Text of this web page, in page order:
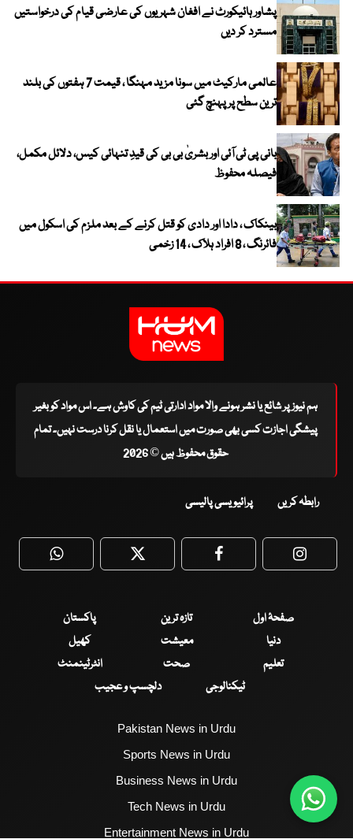
پشاور ہائیکورٹ نے افغان شہریوں کی عارضی قیام کی درخواستیں
مسترد کر دیں
عالمی مارکیٹ میں سونا مزید مہنگا ، قیمت 7 ہفتوں کی بلند
ترین سطح پر پہنچ گئی
بانی پی ٹی آئی اور بشریٰ بی بی کی قیدِ تنہائی کیس، دلائل مکمل،
فیصلہ محفوظ
بینکاک ، دادا اور دادی کو قتل کرنے کے بعد ملزم کی اسکول میں
فائرنگ ، 8 افراد ہلاک ، 14 زخمی
ہم نیوز پر شائع یا نشر ہونے والا مواد ادارتی ٹیم کی کاوش ہے۔ اس مواد کو بغیر
پیشگی اجازت کسی بھی صورت میں استعمال یا نقل کرنا درست نہیں۔ تمام
حقوق محفوظ ہیں © 2026
رابطہ کریں پرائیویسی پالیسی
WhatsApp Twitter Facebook
صفحۂ اول تازہ ترین
پاکستان
دنیا
معیشت
کھیل
تعلیم
صحت
انٹرٹینمنٹ
ٹیکنالوجی
دلچسپ و عجیب
Pakistan News in Urdu
Sports News in Urdu
Business News in Urdu
Tech News in Urdu
Entertainment News in Urdu